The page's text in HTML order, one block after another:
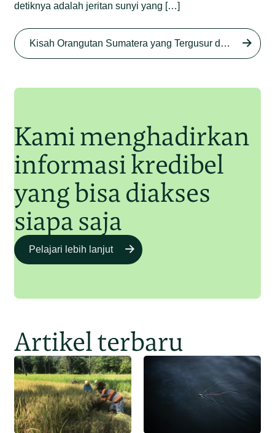
Sumatera di Rawa Tripa
Junaidi Hanafiah 27 Agu 2025
Begini Modus Perburuan
detiknya adalah jeritan sunyi yang […]
Kisah Orangutan Sumatera yang Tergusur dari Rumah Sendiri series
Kami menghadirkan
informasi kredibel
yang bisa diakses
siapa saja
Pelajari lebih lanjut
Artikel terbaru